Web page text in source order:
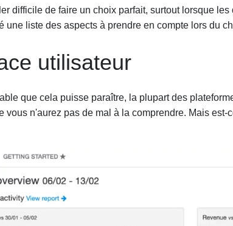
difficile de faire un choix parfait, surtout lorsque
une liste des aspects à prendre en compte lors du
utilisateur
que cela puisse paraître, la plupart des
vous n'aurez pas de mal à la comprendre. Mais est-